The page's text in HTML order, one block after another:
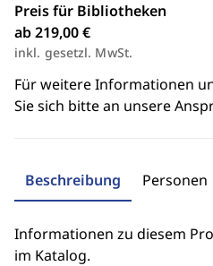
Preis für Bibliotheken
ab 219,00 €
inkl. gesetzl. MwSt.
Für weitere Informationen
Sie sich bitte an unsere
Beschreibung Personen
Informationen zu diesem
im Katalog.